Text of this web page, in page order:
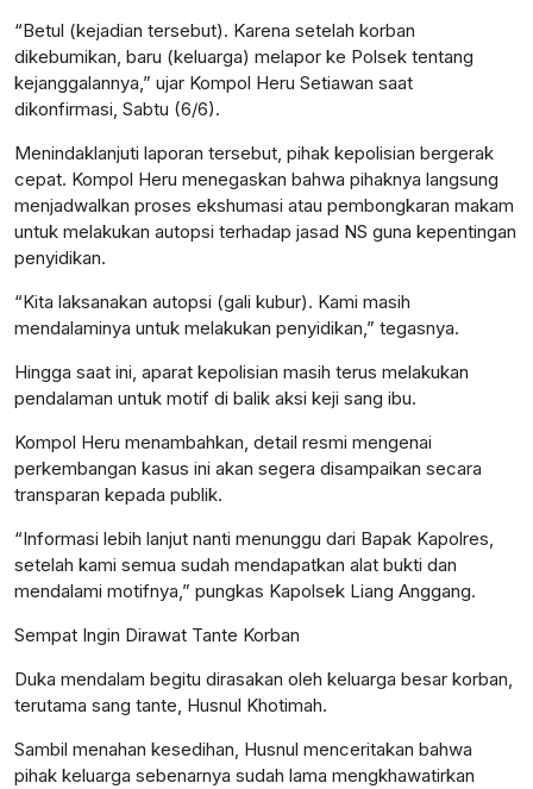
“Betul (kejadian tersebut). Karena setelah korban
dikebumikan, baru (keluarga) melapor ke Polsek tentang
kejanggalannya,” ujar Kompol Heru Setiawan saat
dikonfirmasi, Sabtu (6/6).
Menindaklanjuti laporan tersebut, pihak kepolisian bergerak
cepat. Kompol Heru menegaskan bahwa pihaknya langsung
menjadwalkan proses ekshumasi atau pembongkaran makam
untuk melakukan autopsi terhadap jasad NS guna kepentingan
penyidikan.
“Kita laksanakan autopsi (gali kubur). Kami masih
mendalaminya untuk melakukan penyidikan,” tegasnya.
Hingga saat ini, aparat kepolisian masih terus melakukan
pendalaman untuk motif di balik aksi keji sang ibu.
Kompol Heru menambahkan, detail resmi mengenai
perkembangan kasus ini akan segera disampaikan secara
transparan kepada publik.
“Informasi lebih lanjut nanti menunggu dari Bapak Kapolres,
setelah kami semua sudah mendapatkan alat bukti dan
mendalami motifnya,” pungkas Kapolsek Liang Anggang.
Sempat Ingin Dirawat Tante Korban
Duka mendalam begitu dirasakan oleh keluarga besar korban,
terutama sang tante, Husnul Khotimah.
Sambil menahan kesedihan, Husnul menceritakan bahwa
pihak keluarga sebenarnya sudah lama mengkhawatirkan